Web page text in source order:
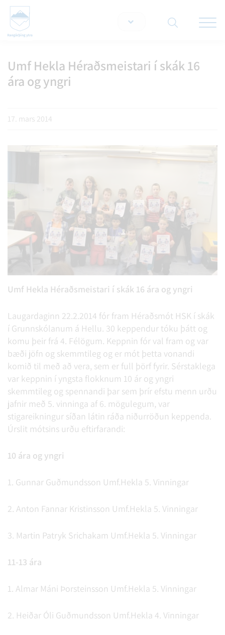
Umf Hekla Héraðsmeistari í skák 16
ára og yngri
17. mars 2014
Umf Hekla Héraðsmeistari í skák 16 ára og yngri
Laugardaginn 22.2.2014 fór fram Héraðsmót HSK í skák
í Grunnskólanum á Hellu. 30 keppendur tóku þátt og
komu þeir frá 4. Félögum. Keppnin fór val fram og var
bæði jöfn og skemmtileg og er mót þetta vonandi
komið til með að vera, sem er full þörf fyrir. Sérstaklega
var keppnin í yngsta flokknum 10 ár og yngri
skemmtileg og spennandi þar sem þrír efstu menn urðu
jafnir með 5. vinninga af 6. mögulegum, var
stigareikningur síðan látin ráða niðurröðun keppenda.
Úrslit mótsins urðu eftirfarandi:
10 ára og yngri
1. Gunnar Guðmundsson Umf.Hekla 5. Vinningar
2. Anton Fannar Kristinsson Umf.Hekla 5. Vinningar
3. Martin Patryk Srichakam Umf.Hekla 5. Vinningar
11-13 ára
1. Almar Máni Þorsteinsson Umf.Hekla 5. Vinningar
2. Heiðar Óli Guðmundsson Umf.Hekla 4. Vinningar
Leita á vef